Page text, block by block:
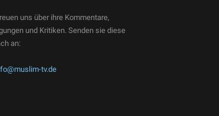
uns über ihre Kommentare,
und Kritiken. Senden sie diese
an:
tv.de